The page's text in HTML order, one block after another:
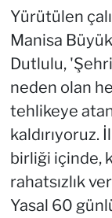
Yürütülen
Manisa
Dutlulu,
neden olan
tehlikeye
kaldırıyoruz.
birliği içinde,
rahatsızlık
Yasal 60